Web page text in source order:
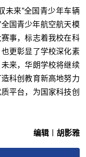
未来”全国青少年车辆
全国青少年航空航天模
事，标志着我校在科
更彰显了学校深化素
来，华朗学校将继续
科创教育新高地努力
平台，为国家科技创
编辑︱胡影雅